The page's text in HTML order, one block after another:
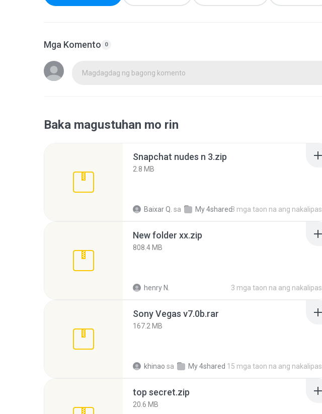
Mga Komento 0
Magdagdag ng bagong komento
Baka magustuhan mo rin
Snapchat nudes n 3.zip
2.8 MB
Baixar Q. sa My 4shared8 mga taon na ang nakalipas
New folder xx.zip
808.4 MB
henry N. 3 mga taon na ang nakalipas
Sony Vegas v7.0b.rar
167.2 MB
khinao sa My 4shared 15 mga taon na ang nakalipas
top secret.zip
20.6 MB